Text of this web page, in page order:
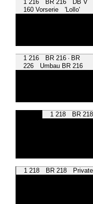
1 216 BR 216 DB V
160 Vorserie 'Lollo'
1 216 BR 216 · BR
226 Umbau BR 216
1 218 BR 218
1 218 BR 218 Private